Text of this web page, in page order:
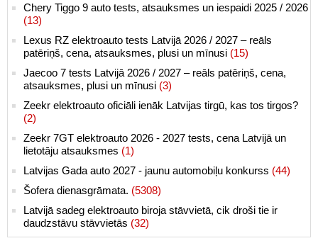
Chery Tiggo 9 auto tests, atsauksmes un iespaidi 2025 / 2026
(13)
Lexus RZ elektroauto tests Latvijā 2026 / 2027 – reāls
patēriņš, cena, atsauksmes, plusi un mīnusi (15)
Jaecoo 7 tests Latvijā 2026 / 2027 – reāls patēriņš, cena,
atsauksmes, plusi un mīnusi (3)
Zeekr elektroauto oficiāli ienāk Latvijas tirgū, kas tos tirgos?
(2)
Zeekr 7GT elektroauto 2026 - 2027 tests, cena Latvijā un
lietotāju atsauksmes (1)
Latvijas Gada auto 2027 - jaunu automobiļu konkurss (44)
Šofera dienasgrāmata. (5308)
Latvijā sadeg elektroauto biroja stāvvietā, cik droši tie ir
daudzstāvu stāvvietās (32)